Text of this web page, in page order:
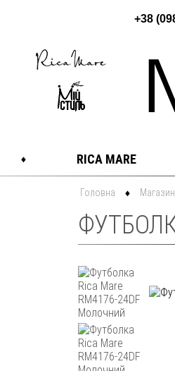
+38
RICA MARE
Головна Магазин